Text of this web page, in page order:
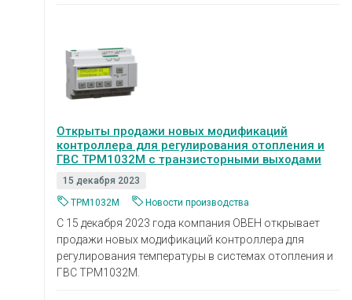
Открыты продажи новых модификаций
контроллера для регулирования отопления и
ГВС ТРМ1032М с транзисторными выходами
15 декабря 2023
ТРМ1032М
Новости производства
С 15 декабря 2023 года компания ОВЕН открывает
продажи новых модификаций контроллера для
регулирования температуры в системах отопления и
ГВС ТРМ1032М.